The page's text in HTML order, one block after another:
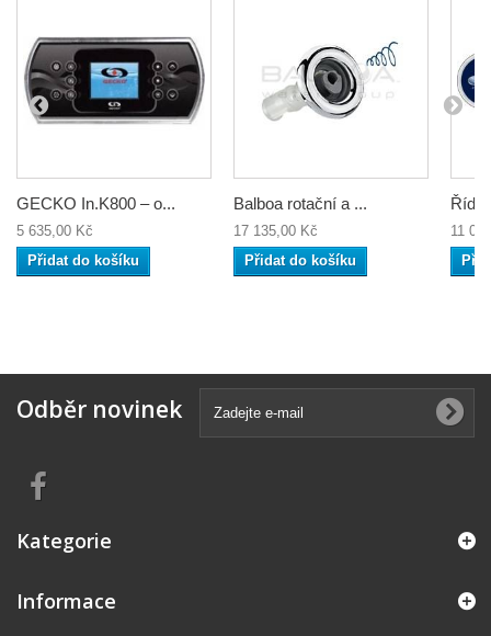
GECKO In.K800 – o...
5 635,00 Kč
Přidat do košíku
Balboa rotační a ...
17 135,00 Kč
Přidat do košíku
11
Odběr novinek
Kategorie
Informace